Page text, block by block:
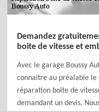
Demandez
boite de vitesse et
Avec le garage Boussy
connaitre au préalable le
réparation boite de
demandant un devis.